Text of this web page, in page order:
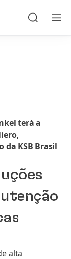
terá a
da KSB Brasil
alta